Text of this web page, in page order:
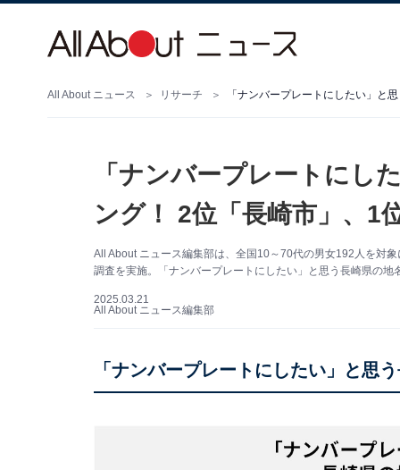
All About ニュース リサーチ 「ナンバープレートにしたい」と
「ナンバープレートにし
ング！ 2位「長崎市」、1
All About ニュース編集部は、全国10～70代の男女192人を対
調査を実施。「ナンバープレートにしたい」と思う長崎県の地
2025.03.21
All About ニュース編集部
「ナンバープレートにしたい」と思